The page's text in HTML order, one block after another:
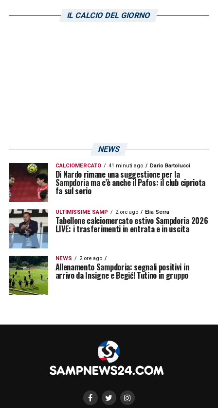
IL CALCIO DEL GIORNO
NEWS
CALCIOMERCATO 41 minuti ago Dario Bartolucci
Di Nardo rimane una suggestione per la
Sampdoria ma c’è anche il Pafos: il club cipriota
fa sul serio
ULTIMISSIME SAMP 2 ore ago Elia Serra
Tabellone calciomercato estivo Sampdoria 2026
LIVE: i trasferimenti in entrata e in uscita
NEWS 2 ore ago
Allenamento Sampdoria: segnali positivi in
arrivo da Insigne e Begić! Tutino in gruppo